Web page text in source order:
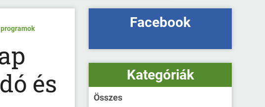
és
Facebook
Kategóriák
Összes